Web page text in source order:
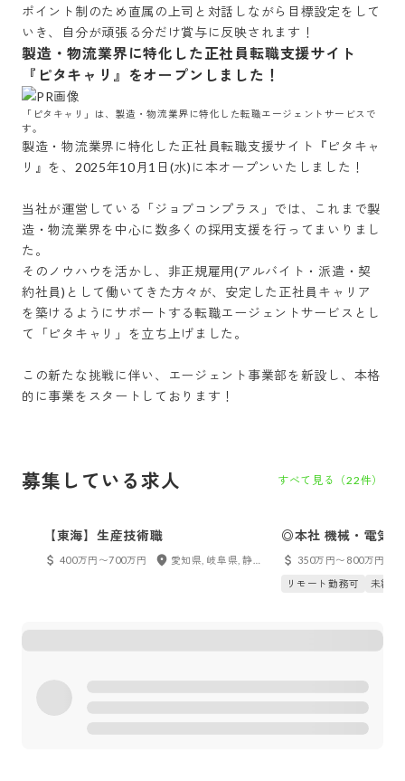
ポイント制のため直属の上司と対話しながら目標設定をして
いき、自分が頑張る分だけ賞与に反映されます！
製造・物流業界に特化した正社員転職支援サイト
『ピタキャリ』をオープンしました！
「ピタキャリ」は、製造・物流業界に特化した転職エージェントサービスで
す。
製造・物流業界に特化した正社員転職支援サイト『ピタキャ
リ』を、2025年10月1日(水)に本オープンいたしました！
当社が運営している「ジョブコンプラス」では、これまで製
造・物流業界を中心に数多くの採用支援を行ってまいりまし
た。
そのノウハウを活かし、非正規雇用(アルバイト・派遣・契
約社員)として働いてきた方々が、安定した正社員キャリア
を築けるようにサポートする転職エージェントサービスとし
て「ピタキャリ」を立ち上げました。
この新たな挑戦に伴い、エージェント事業部を新設し、本格
的に事業をスタートしております！
募集している求人 すべて見る（22件）
【東海】生産技術職
400万円〜700万円
◎本社 機械・電気
350万円〜800万円
リモート勤務可
未経験